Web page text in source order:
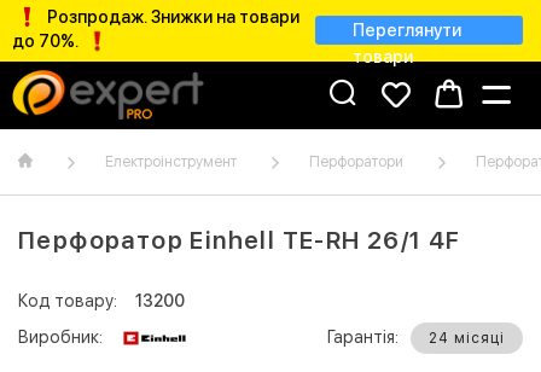
Розпродаж. Знижки на товари
до 70%.
Переглянути
товари
Електроінструмент Перфоратори
Перфоратор Einhell TE-RH 26/1 4F
Код товару:
13200
Виробник:
Гарантія: 24 місяці